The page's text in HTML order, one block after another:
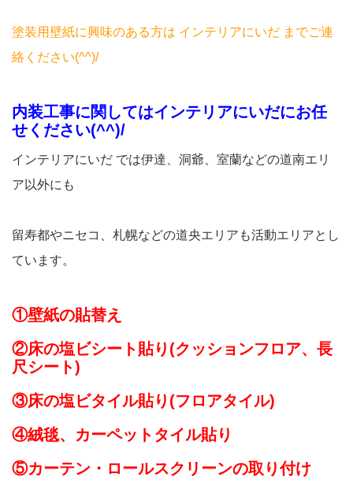
塗装用壁紙に興味のある方は インテリアにいだ までご連
絡ください(^^)/
内装工事に関してはインテリアにいだにお任
せください(^^)/
インテリアにいだ では伊達、洞爺、室蘭などの道南エリ
ア以外にも
留寿都やニセコ、札幌などの道央エリアも活動エリアとし
ています。
①壁紙の貼替え
②床の塩ビシート貼り(クッションフロア、長
尺シート)
③床の塩ビタイル貼り(フロアタイル)
④絨毯、カーペットタイル貼り
⑤カーテン・ロールスクリーンの取り付け